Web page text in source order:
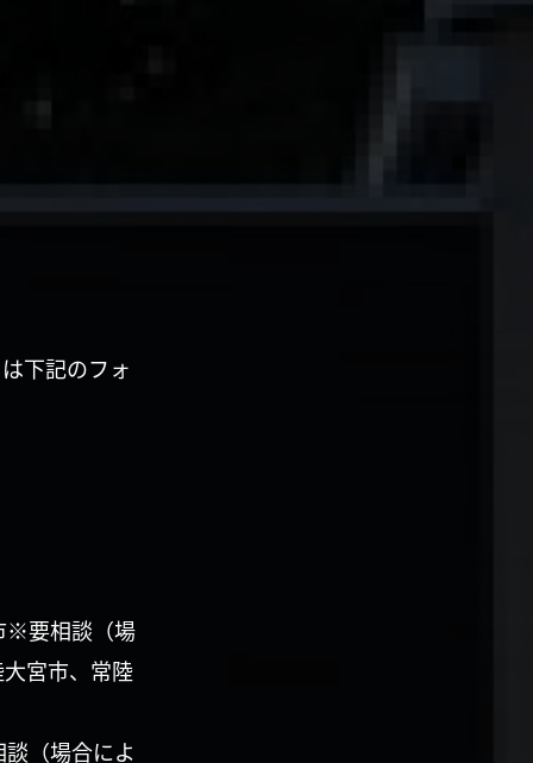
下記のフォ
※要相談（場
宮市、常陸
（場合によ